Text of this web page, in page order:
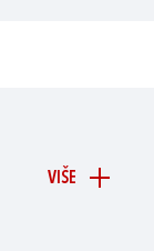
VIŠE